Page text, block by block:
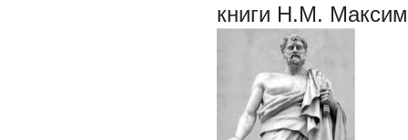
книги Н.М.